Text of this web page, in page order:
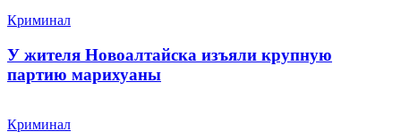
Криминал
У жителя Новоалтайска изъяли крупную
партию марихуаны
Криминал